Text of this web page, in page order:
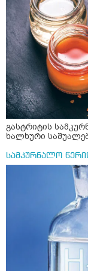
გასტრიტის
ხალხური
სამკურნალო